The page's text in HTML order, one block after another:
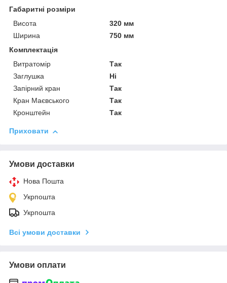
Габаритні розміри
Висота
320 мм
Ширина
750 мм
Комплектація
Витратомір
Так
Заглушка
Ні
Запірний кран
Так
Кран Маєвського
Так
Кронштейн
Так
Приховати
Умови доставки
Нова Пошта
Укрпошта
Укрпошта
Всі умови доставки
Умови оплати